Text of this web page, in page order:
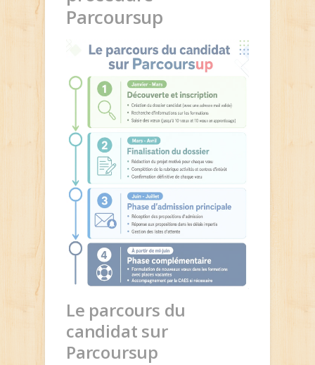
Parcoursup
Le parcours du
candidat sur
Parcoursup